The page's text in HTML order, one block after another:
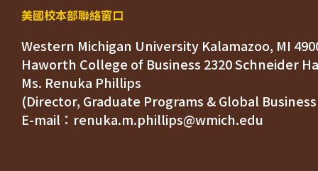
美國校本部聯絡窗口
Western Michigan University Kalamazoo, MI
Ms. Renuka Phillips
(Director, Graduate Programs & Global
E-mail：renuka.m.phillips@wmich.edu